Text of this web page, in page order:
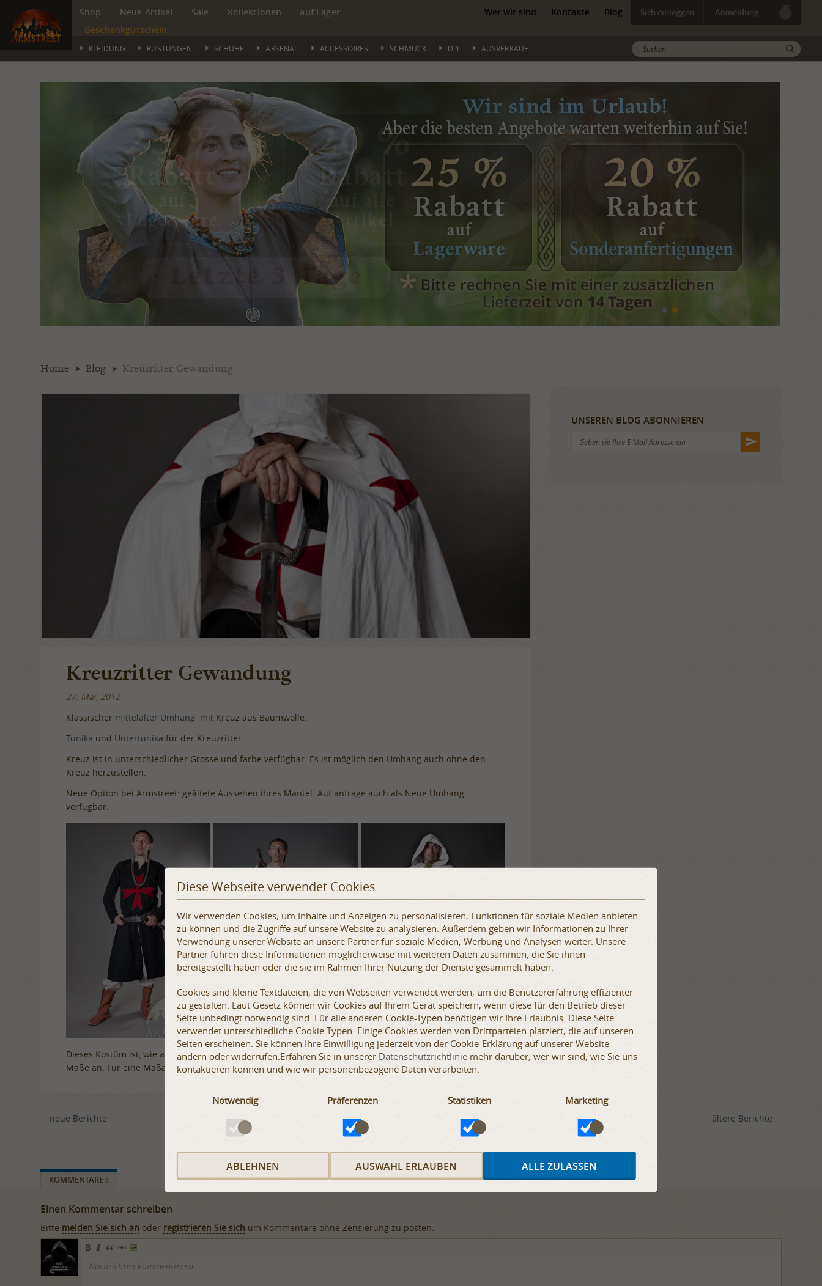
Shop Neue Artikel Sale Kollektionen
auf Lager
Geschenkgutschein
Wer wir sind Kontakte Blog Sich einloggen Anmeldung
KLEIDUNG RÜSTUNGEN SCHUHE ARSENAL ACCESSOIRES SCHMUCK DIY AUSVERKAUF
Home Blog Kreuzritter Gewandung
Kreuzritter Gewandung
27. Mai, 2012
Klassischer mittelalter Umhang mit Kreuz aus Baumwolle.
Tunika und Untertunika für der Kreuzritter.
Kreuz ist in unterschiedlicher Grosse und farbe verfügbar. Es ist möglich den Umhang auch ohne den
Kreuz herzustellen.
Neue Option bei Armstreet: geältete Aussehen ihres Mantel. Auf anfrage auch als Neue Umhang
verfügbar.
Dieses Kostüm ist, wie alle unsere Produkte, auf Maß gefertigt. Bei der Bestellung geben Sie uns bitte Ihre
Maße an. Für eine Maßanleitung klicken Siehier.
UNSEREN BLOG ABONNIEREN
neue Berichte ältere Berichte
KOMMENTARE 0
Einen Kommentar schreiben
Bitte melden Sie sich an oder registrieren Sie sich um Kommentare ohne Zensierung zu posten.
Diese Webseite verwendet Cookies
Wir verwenden Cookies, um Inhalte und Anzeigen zu personalisieren, Funktionen für soziale Medien anbieten
zu können und die Zugriffe auf unsere Website zu analysieren. Außerdem geben wir Informationen zu Ihrer
Verwendung unserer Website an unsere Partner für soziale Medien, Werbung und Analysen weiter. Unsere
Partner führen diese Informationen möglicherweise mit weiteren Daten zusammen, die Sie ihnen
bereitgestellt haben oder die sie im Rahmen Ihrer Nutzung der Dienste gesammelt haben.
Cookies sind kleine Textdateien, die von Webseiten verwendet werden, um die Benutzererfahrung effizienter
zu gestalten. Laut Gesetz können wir Cookies auf Ihrem Gerät speichern, wenn diese für den Betrieb dieser
Seite unbedingt notwendig sind. Für alle anderen Cookie-Typen benötigen wir Ihre Erlaubnis. Diese Seite
verwendet unterschiedliche Cookie-Typen. Einige Cookies werden von Drittparteien platziert, die auf unseren
Seiten erscheinen. Sie können Ihre Einwilligung jederzeit von der Cookie-Erklärung auf unserer Website
ändern oder widerrufen.Erfahren Sie in unserer Datenschutzrichtliniemehr darüber, wer wir sind, wie Sie uns
kontaktieren können und wie wir personenbezogene Daten verarbeiten.
Notwendig Präferenzen Statistiken Marketing
ABLEHNEN AUSWAHL ERLAUBEN ALLE ZULASSEN